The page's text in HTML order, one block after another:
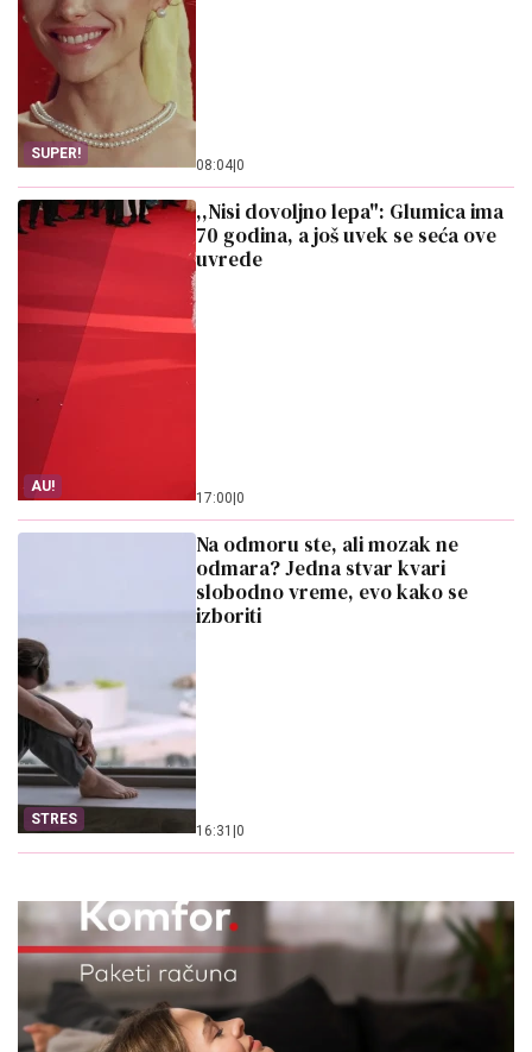
SUPER!
08:04|0
AU!
,,Nisi dovoljno lepa": Glumica ima
70 godina, a još uvek se seća ove
uvrede
17:00|0
STRES
Na odmoru ste, ali mozak ne
odmara? Jedna stvar kvari
slobodno vreme, evo kako se
izboriti
16:31 |0